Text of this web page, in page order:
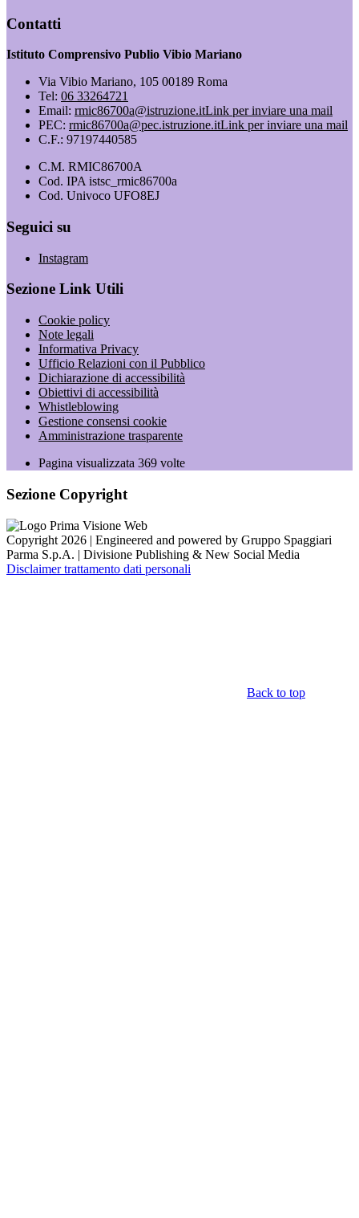
Contatti
Istituto Comprensivo Publio Vibio Mariano
Via Vibio Mariano, 105 00189 Roma
Tel: 06 33264721
Email: rmic86700a@istruzione.itLink per inviare una mail
PEC: rmic86700a@pec.istruzione.itLink per inviare una mail
C.F.: 97197440585
C.M. RMIC86700A
Cod. IPA istsc_rmic86700a
Cod. Univoco UFO8EJ
Seguici su
Instagram
Sezione Link Utili
Cookie policy
Note legali
Informativa Privacy
Ufficio Relazioni con il Pubblico
Dichiarazione di accessibilità
Obiettivi di accessibilità
Whistleblowing
Gestione consensi cookie
Amministrazione trasparente
Pagina visualizzata 369 volte
Sezione Copyright
Copyright 2026 | Engineered and powered by Gruppo Spaggiari
Parma S.p.A. | Divisione Publishing & New Social Media
Disclaimer trattamento dati personali
Back to top